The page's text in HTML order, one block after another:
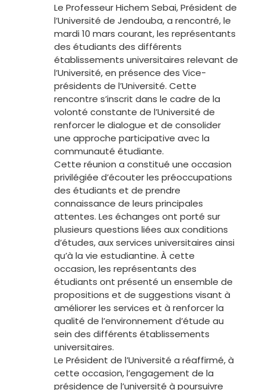
Le Professeur Hichem Sebai, Président de
l’Université de Jendouba, a rencontré, le
mardi 10 mars courant, les représentants
des étudiants des différents
établissements universitaires relevant de
l’Université, en présence des Vice-
présidents de l’Université. Cette
rencontre s’inscrit dans le cadre de la
volonté constante de l’Université de
renforcer le dialogue et de consolider
une approche participative avec la
communauté étudiante.
Cette réunion a constitué une occasion
privilégiée d’écouter les préoccupations
des étudiants et de prendre
connaissance de leurs principales
attentes. Les échanges ont porté sur
plusieurs questions liées aux conditions
d’études, aux services universitaires ainsi
qu’à la vie estudiantine. À cette
occasion, les représentants des
étudiants ont présenté un ensemble de
propositions et de suggestions visant à
améliorer les services et à renforcer la
qualité de l’environnement d’étude au
sein des différents établissements
universitaires.
Le Président de l’Université a réaffirmé, à
cette occasion, l’engagement de la
présidence de l’université à poursuivre